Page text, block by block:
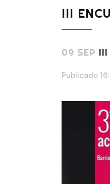
III
09 SEP III
Publicado